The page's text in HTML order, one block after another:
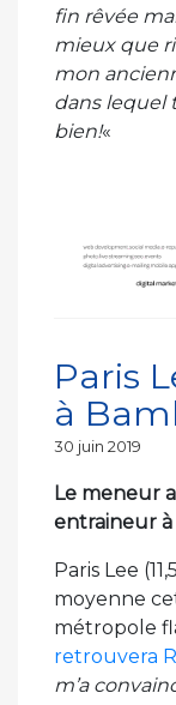
fin rêvée
mieux que
mon
dans lequel
bien!«
Paris
à
Publié
30 juin 2019
Le meneur
entraineur
Paris Lee
moyenne
métropole
retrouvera
m’a